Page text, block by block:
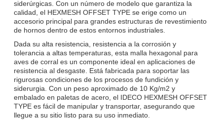
siderúrgicas. Con un número de modelo que garantiza la
calidad, el HEXMESH OFFSET TYPE se erige como un
accesorio principal para grandes estructuras de revestimiento
de hornos dentro de estos entornos industriales.
Dada su alta resistencia, resistencia a la corrosión y
tolerancia a altas temperaturas, esta malla hexagonal para
aves de corral es un componente ideal en aplicaciones de
resistencia al desgaste. Está fabricada para soportar las
rigurosas condiciones de los procesos de fundición y
siderurgia. Con un peso aproximado de 10 Kg/m2 y
embalado en paletas de acero, el IDECO HEXMESH OFFSET
TYPE es fácil de manipular y transportar, asegurando que
llegue a su sitio listo para su uso inmediato.